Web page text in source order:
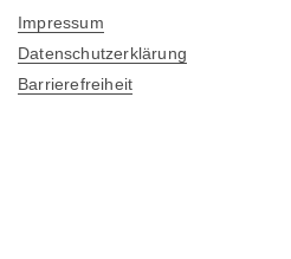
Impressum
Datenschutzerklärung
Barrierefreiheit